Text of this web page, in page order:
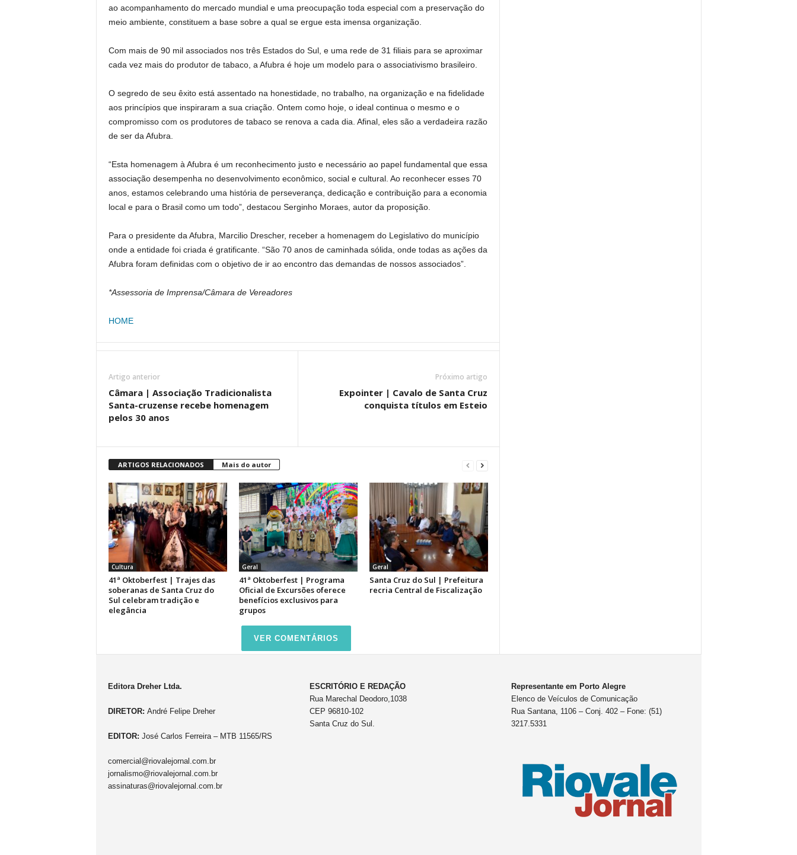
ao acompanhamento do mercado mundial e uma preocupação toda especial com a preservação do
meio ambiente, constituem a base sobre a qual se ergue esta imensa organização.
Com mais de 90 mil associados nos três Estados do Sul, e uma rede de 31 filiais para se aproximar
cada vez mais do produtor de tabaco, a Afubra é hoje um modelo para o associativismo brasileiro.
O segredo de seu êxito está assentado na honestidade, no trabalho, na organização e na fidelidade
aos princípios que inspiraram a sua criação. Ontem como hoje, o ideal continua o mesmo e o
compromisso com os produtores de tabaco se renova a cada dia. Afinal, eles são a verdadeira razão
de ser da Afubra.
“Esta homenagem à Afubra é um reconhecimento justo e necessário ao papel fundamental que essa
associação desempenha no desenvolvimento econômico, social e cultural. Ao reconhecer esses 70
anos, estamos celebrando uma história de perseverança, dedicação e contribuição para a economia
local e para o Brasil como um todo”, destacou Serginho Moraes, autor da proposição.
Para o presidente da Afubra, Marcilio Drescher, receber a homenagem do Legislativo do município
onde a entidade foi criada é gratificante. “São 70 anos de caminhada sólida, onde todas as ações da
Afubra foram definidas com o objetivo de ir ao encontro das demandas de nossos associados”.
*Assessoria de Imprensa/Câmara de Vereadores
HOME
Artigo anterior
Câmara | Associação Tradicionalista
Santa-cruzense recebe homenagem
pelos 30 anos
Próximo artigo
Expointer | Cavalo de Santa Cruz
conquista títulos em Esteio
ARTIGOS RELACIONADOS Mais do autor
Cultura
41ª Oktoberfest | Trajes das
soberanas de Santa Cruz do
Sul celebram tradição e
elegância
Geral
41ª Oktoberfest | Programa
Oficial de Excursões oferece
benefícios exclusivos para
grupos
Geral
Santa Cruz do Sul | Prefeitura
recria Central de Fiscalização
VER COMENTÁRIOS
Editora Dreher Ltda.
DIRETOR: André Felipe Dreher
EDITOR: José Carlos Ferreira – MTB 11565/RS
comercial@riovalejornal.com.br
jornalismo@riovalejornal.com.br
assinaturas@riovalejornal.com.br
ESCRITÓRIO E REDAÇÃO
Rua Marechal Deodoro,1038
CEP 96810-102
Santa Cruz do Sul.
Representante em Porto Alegre
Elenco de Veículos de Comunicação
Rua Santana, 1106 – Conj. 402 – Fone: (51)
3217.5331